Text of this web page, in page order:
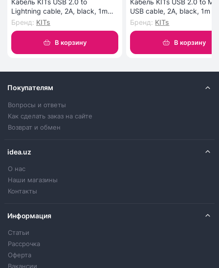
Кабель KITs USB 2.0 to
Lightning cable, 2A, black, 1m
(KITS-W-003)
Бренд: KITs
В корзину
Кабель KITs USB 2.0 to
USB cable, 2A, black, 1m
W-002)
Бренд: KITs
В корзину
Покупателям
Вопросы и ответы
Как сделать заказ на сайте
Возврат и обмен
idea.uz
О нас
Наши магазины
Контакты
Информация
Статьи
Рассрочка
Оферта
Вакансии